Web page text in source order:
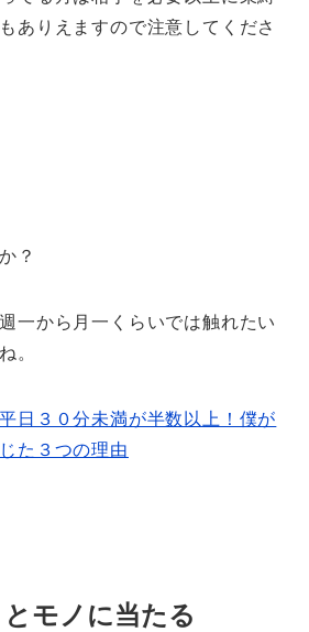
ありえますので注意してくださ
？
一から月一くらいでは触れたい
。
日３０分未満が半数以上！僕が
た３つの理由
モノに当たる